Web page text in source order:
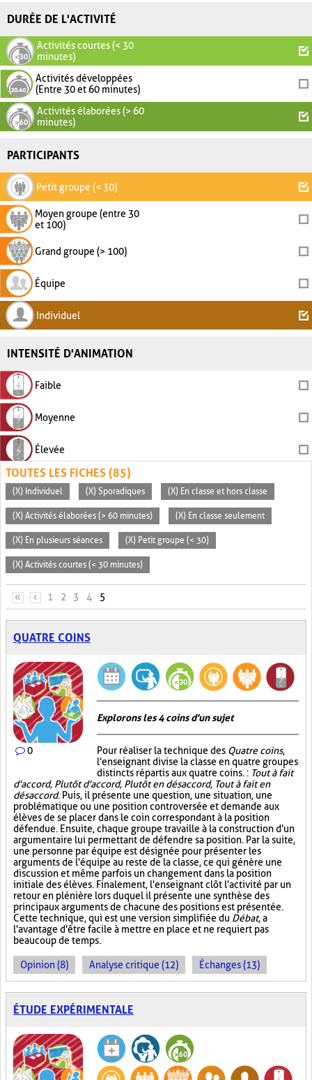
DURÉE DE L'ACTIVITÉ
Activités courtes (< 30
minutes)
Activités développées
(Entre 30 et 60 minutes)
Activités élaborées (> 60
minutes)
PARTICIPANTS
Petit groupe (< 30)
Moyen groupe (entre 30
et 100)
Grand groupe (> 100)
Équipe
Individuel
INTENSITÉ D'ANIMATION
Faible
Moyenne
Élevée
TOUTES LES FICHES (85)
(X) Individuel (X) Sporadiques (X) En classe et hors classe
(X) Activités élaborées (> 60 minutes) (X) En classe seulement
(X) En plusieurs séances (X) Petit groupe (< 30)
(X) Activités courtes (< 30 minutes)
PAGES
« ‹ 1 2 3 4 5
QUATRE COINS
0
Explorons les 4 coins d'un sujet
Pour réaliser la technique des Quatre coins,
l'enseignant divise la classe en quatre groupes
distincts répartis aux quatre coins. : Tout à fait
d'accord, Plutôt d'accord, Plutôt en désaccord, Tout à fait en
désaccord. Puis, il présente une question, une situation, une
problématique ou une position controversée et demande aux
élèves de se placer dans le coin correspondant à la position
défendue. Ensuite, chaque groupe travaille à la construction d'un
argumentaire lui permettant de défendre sa position. Par la suite,
une personne par équipe est désignée pour présenter les
arguments de l'équipe au reste de la classe, ce qui génère une
discussion et même parfois un changement dans la position
initiale des élèves. Finalement, l'enseignant clôt l'activité par un
retour en plénière lors duquel il présente une synthèse des
principaux arguments de chacune des positions est présentée.
Cette technique, qui est une version simplifiée du Débat, a
l'avantage d'être facile à mettre en place et ne requiert pas
beaucoup de temps.
Opinion (8) Analyse critique (12) Échanges (13)
ÉTUDE EXPÉRIMENTALE